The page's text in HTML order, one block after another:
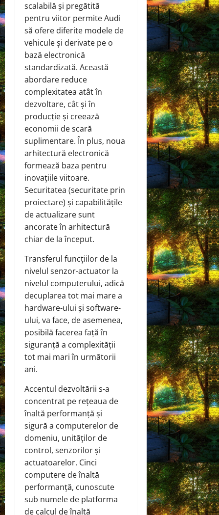
scalabilă și pregătită
pentru viitor permite Audi
să ofere diferite modele de
vehicule și derivate pe o
bază electronică
standardizată. Această
abordare reduce
complexitatea atât în ​​
dezvoltare, cât și în
producție și creează
economii de scară
suplimentare. În plus, noua
arhitectură electronică
formează baza pentru
inovațiile viitoare.
Securitatea (securitate prin
proiectare) și capabilitățile
de actualizare sunt
ancorate în arhitectură
chiar de la început.
Transferul funcțiilor de la
nivelul senzor-actuator la
nivelul computerului, adică
decuplarea tot mai mare a
hardware-ului și software-
ului, va face, de asemenea,
posibilă facerea față în
siguranță a complexității
tot mai mari în următorii
ani.
Accentul dezvoltării s-a
concentrat pe rețeaua de
înaltă performanță și
sigură a computerelor de
domeniu, unităților de
control, senzorilor și
actuatoarelor. Cinci
computere de înaltă
performanță, cunoscute
sub numele de platforma
de calcul de înaltă